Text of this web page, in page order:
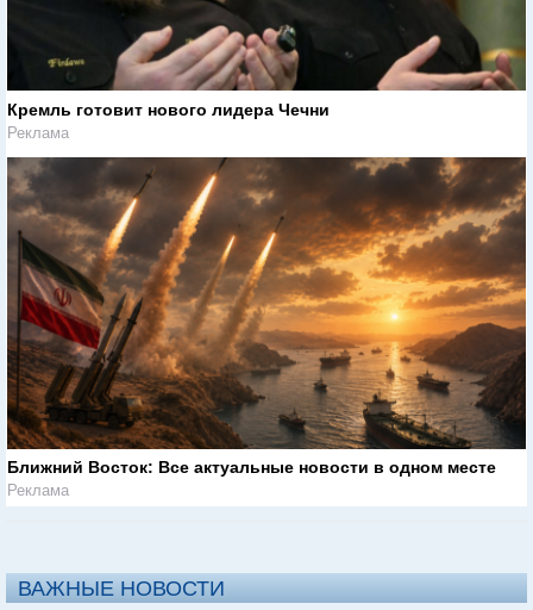
Кремль готовит нового лидера Чечни
Реклама
Ближний Восток: Все актуальные новости в одном месте
Реклама
ВАЖНЫЕ НОВОСТИ